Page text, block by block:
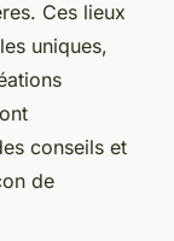
Ces lieux
uniques,
conseils et
de